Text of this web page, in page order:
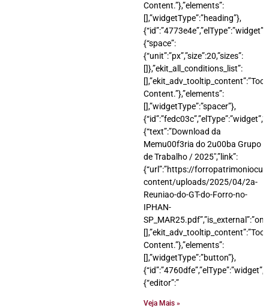
Content.”},”elements”:
[],”widgetType”:”heading”},
{“space”:
{“unit”:”px”,”size”:20,”sizes”:
[]},”ekit_all_conditions_list”:
Content.”},”elements”:
[],”widgetType”:”spacer”},
{“text”:”Download da
Memu00f3ria do 2u00ba Grupo
de Trabalho / 2025″,”link”:
{“url”:”https://
content/uploads/2025/04/2a-
Reuniao-do-GT-do-Forro-no-
IPHAN-
Content.”},”elements”:
[],”widgetType”:”button”},
{“editor”:”
Veja Mais »